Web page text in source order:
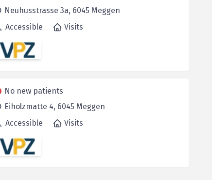
Neuhusstrasse 3a, 6045 Meggen
Accessible
Visits
No new patients
Eiholzmatte 4, 6045 Meggen
Accessible
Visits